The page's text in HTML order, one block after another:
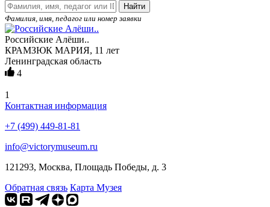
Найти
Фамилия, имя, педагог или номер заявки
Российские Алёши..
КРАМЗЮК МАРИЯ, 11 лет
Ленинградская область
4
1
Контактная информация
+7 (499) 449-81-81
info@victorymuseum.ru
121293, Москва, Площадь Победы, д. 3
Обратная связь Карта Музея